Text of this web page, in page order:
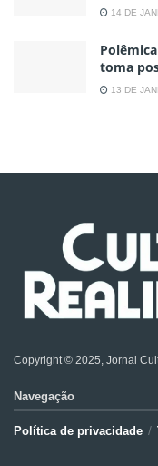
14 DE
toma
13 DE
Copyright © 2025, Jornal
Navegação
Política de privacidade